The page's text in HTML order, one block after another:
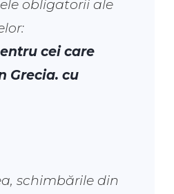
obligatorii ale
cei care
Grecia. cu
schimbările din